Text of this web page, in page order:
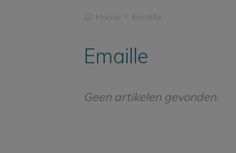
Home Emaille
Emaille
Geen artikelen gevonden.